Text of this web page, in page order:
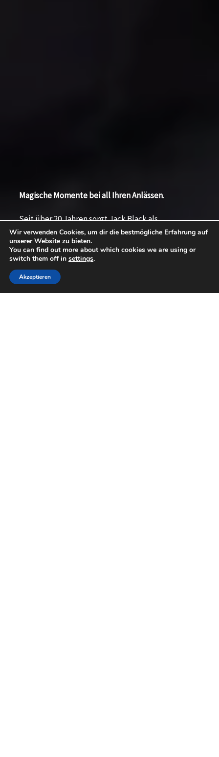
Magische Momente bei all Ihren Anlässen.​
Seit über 20 Jahren sorgt Jack Black als
professioneller Magierfür unvergessliche
Momente. Firmenfeier, Hochzeit oder exklusives
Magic Dinner – Ihre Gäste werden begeistert sein.
Ihren Event Buchen
Wir verwenden Cookies, um dir die bestmögliche Erfahrung auf
unserer Website zu bieten.
You can find out more about which cookies we are using or
switch them off in settings.
Akzeptieren